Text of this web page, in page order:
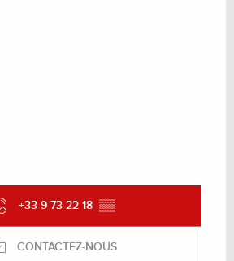
+33 9 73 22 18 ▒▒
CONTACTEZ-NOUS